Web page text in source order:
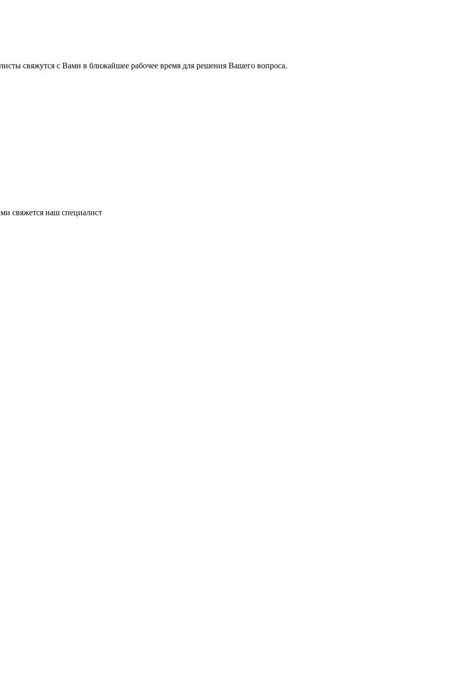
свяжутся с Вами в ближайшее рабочее время для решения Вашего вопроса.
свяжется наш специалист